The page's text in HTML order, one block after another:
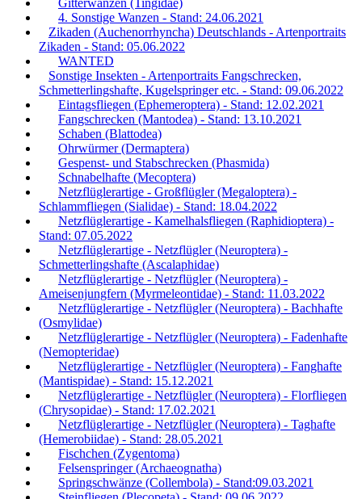
4. Sonstige Wanzen - Stand: 24.06.2021
Zikaden (Auchenorrhyncha) Deutschlands - Artenportraits
Zikaden - Stand: 05.06.2022
WANTED
Sonstige Insekten - Artenportraits Fangschrecken,
Schmetterlingshafte, Kugelspringer etc. - Stand: 09.06.2022
Eintagsfliegen (Ephemeroptera) - Stand: 12.02.2021
Fangschrecken (Mantodea) - Stand: 13.10.2021
Schaben (Blattodea)
Ohrwürmer (Dermaptera)
Gespenst- und Stabschrecken (Phasmida)
Schnabelhafte (Mecoptera)
Netzflüglerartige - Großflügler (Megaloptera) -
Schlammfliegen (Sialidae) - Stand: 18.04.2022
Netzflüglerartige - Kamelhalsfliegen (Raphidioptera) -
Stand: 07.05.2022
Netzflüglerartige - Netzflügler (Neuroptera) -
Schmetterlingshafte (Ascalaphidae)
Netzflüglerartige - Netzflügler (Neuroptera) -
Ameisenjungfern (Myrmeleontidae) - Stand: 11.03.2022
Netzflüglerartige - Netzflügler (Neuroptera) - Bachhafte
(Osmylidae)
Netzflüglerartige - Netzflügler (Neuroptera) - Fadenhafte
(Nemopteridae)
Netzflüglerartige - Netzflügler (Neuroptera) - Fanghafte
(Mantispidae) - Stand: 15.12.2021
Netzflüglerartige - Netzflügler (Neuroptera) - Florfliegen
(Chrysopidae) - Stand: 17.02.2021
Netzflüglerartige - Netzflügler (Neuroptera) - Taghafte
(Hemerobiidae) - Stand: 28.05.2021
Fischchen (Zygentoma)
Felsenspringer (Archaeognatha)
Springschwänze (Collembola) - Stand:09.03.2021